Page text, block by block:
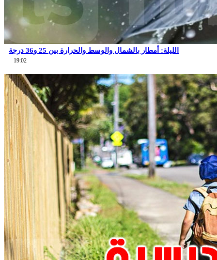
الليلة: أمطار بالشمال والوسط والحرارة بين 25 و36 درجة
19:02